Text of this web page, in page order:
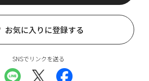
お気に入りに登録する
SNSでリンクを送る